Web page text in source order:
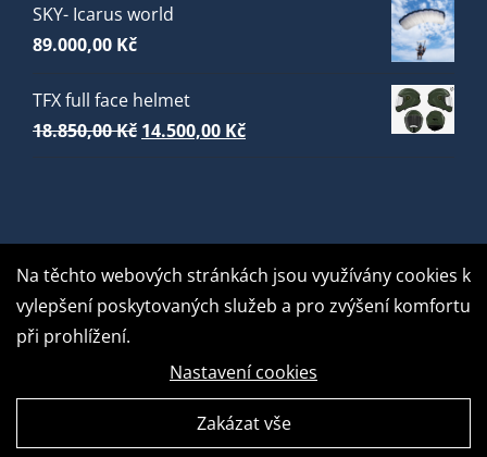
SKY- Icarus world
89.000,00 Kč
TFX full face helmet
18.850,00Kč Původní
14.500,00 KčAktuální
GDPR Ready
Na těchto webových stránkách jsou využívány cookies k
vylepšení poskytovaných služeb a pro zvýšení komfortu
při prohlížení.
Nastavení cookies
Zakázat vše